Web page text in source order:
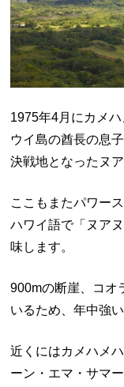
1975年4月にカメ
ウイ島の酋長の息子
決戦地となったヌ
ここもまたパワー
ハワイ語で「ヌア
味します。
900mの断崖、コオ
いるため、年中強
近くにはカメハメ
ーン・エマ・サマ